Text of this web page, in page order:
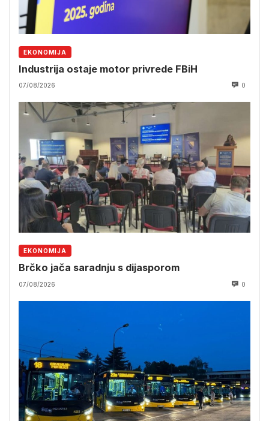
EKONOMIJA
Industrija ostaje motor privrede FBiH
07/08/2026 0
EKONOMIJA
Brčko jača saradnju s dijasporom
07/08/2026 0